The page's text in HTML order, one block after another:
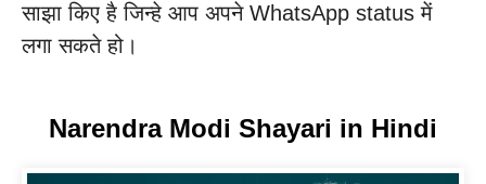
साझा किए है जिन्हे आप अपने WhatsApp status में
लगा सकते हो।
Narendra Modi Shayari in Hindi